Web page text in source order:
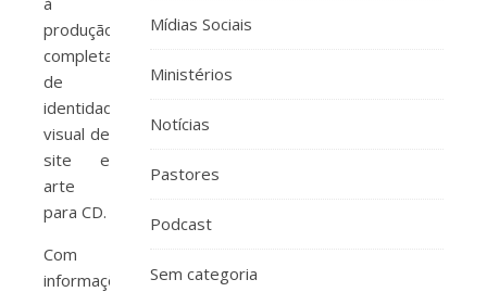
produção
completa
de
identidade
visual de
site e
arte
para CD.
Com
informações
Mídias Sociais
Ministérios
Notícias
Pastores
Podcast
Sem categoria